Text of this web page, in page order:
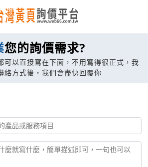
您的詢價需求?
可以直接寫在下面，不用寫得很正式，我
絡方式後，我們會盡快回覆你